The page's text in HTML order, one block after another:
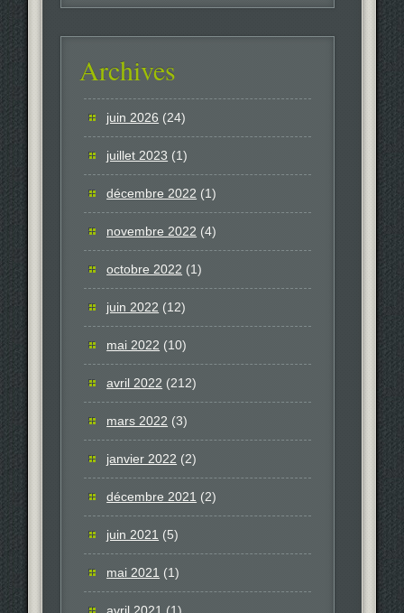
Archives
juin 2026 (24)
juillet 2023 (1)
décembre 2022 (1)
novembre 2022 (4)
octobre 2022 (1)
juin 2022 (12)
mai 2022 (10)
avril 2022 (212)
mars 2022 (3)
janvier 2022 (2)
décembre 2021 (2)
juin 2021 (5)
mai 2021 (1)